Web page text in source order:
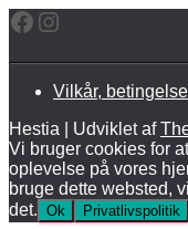
Facebook
Instagram
Vilkår,
Hestia | Udviklet af
Vi bruger cookies for
oplevelse på vores
bruge dette websted,
det. Ok Privatlivspolitik